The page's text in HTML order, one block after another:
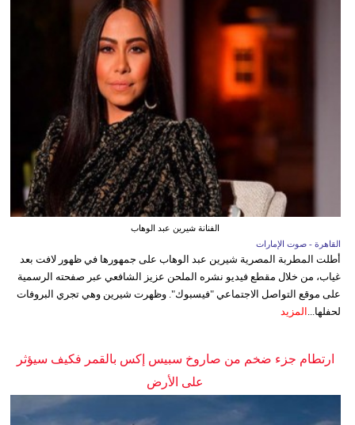
الفنانة شيرين عبد الوهاب
القاهرة - صوت الإمارات
أطلت المطربة المصرية شيرين عبد الوهاب على جمهورها في ظهور لافت بعد
غياب، من خلال مقطع فيديو نشره الملحن عزيز الشافعي عبر صفحته الرسمية
على موقع التواصل الاجتماعي "فيسبوك". وظهرت شيرين وهي تجري البروفات
لحفلها...
المزيد
ارتطام جزء ضخم من صاروخ سبيس إكس بالقمر فكيف سيؤثر
على الأرض